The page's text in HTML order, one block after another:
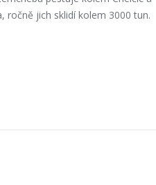
ročně jich sklidí kolem 3000 tun.